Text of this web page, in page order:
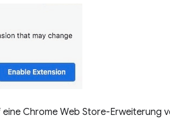
Chrome Web Store-Erweiterung